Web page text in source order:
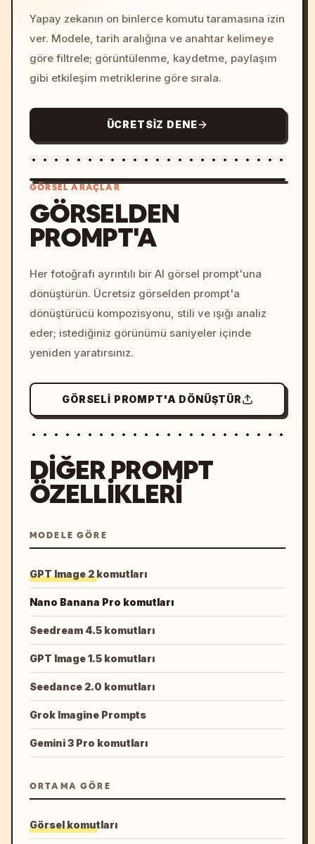
Yapay zekanın on binlerce komutu taramasına izin
ver. Modele, tarih aralığına ve anahtar kelimeye
göre filtrele; görüntülenme, kaydetme, paylaşım
gibi etkileşim metriklerine göre sırala.
ÜCRETSIZ DENE
colors, 8k --v 6.0
GÖRSEL ARAÇLAR
GÖRSELDEN
PROMPT'A
Her fotoğrafı ayrıntılı bir AI görsel prompt'una
dönüştürün. Ücretsiz görselden prompt'a
dönüştürücü kompozisyonu, stili ve ışığı analiz
eder; istediğiniz görünümü saniyeler içinde
yeniden yaratırsınız.
GÖRSELI PROMPT'A DÖNÜŞTÜR
DIĞER PROMPT
ÖZELLIKLERI
MODELE GÖRE
GPT Image 2 komutları
Nano Banana Pro komutları
Seedream 4.5 komutları
GPT Image 1.5 komutları
Seedance 2.0 komutları
Grok Imagine Prompts
Gemini 3 Pro komutları
ORTAMA GÖRE
Görsel komutları